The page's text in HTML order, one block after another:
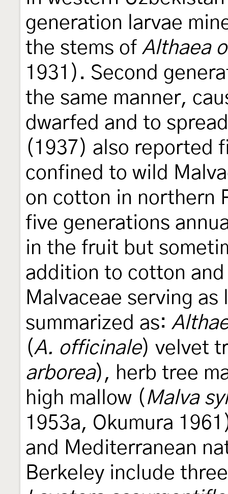
generation larvae
the stems of Althaea
1931). Second
the same manner,
dwarfed and to
(1937) also reported
confined to wild
on cotton in northern
five generations
in the fruit but
addition to cotton
Malvaceae serving
summarized as:
(A. officinale) velvet
arborea), herb tree
high mallow ( Malva
1953a, Okumura
and Mediterranean
Berkeley include